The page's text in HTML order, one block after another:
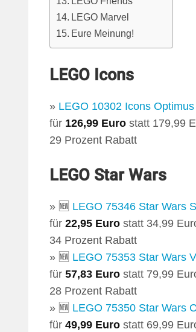
LEGO Marvel
Eure Meinung!
LEGO Icons
» LEGO 10302 Icons
für 126,99 Euro statt 179,99
29 Prozent Rabatt
LEGO Star Wars
» 🆕 LEGO 75346 Star Wars
für 22,95 Euro statt 34,99
34 Prozent Rabatt
» 🆕 LEGO 75353 Star Wars
für 57,83 Euro statt 79,99
28 Prozent Rabatt
» 🆕 LEGO 75350 Star Wars
für 49,99 Euro statt 69,99